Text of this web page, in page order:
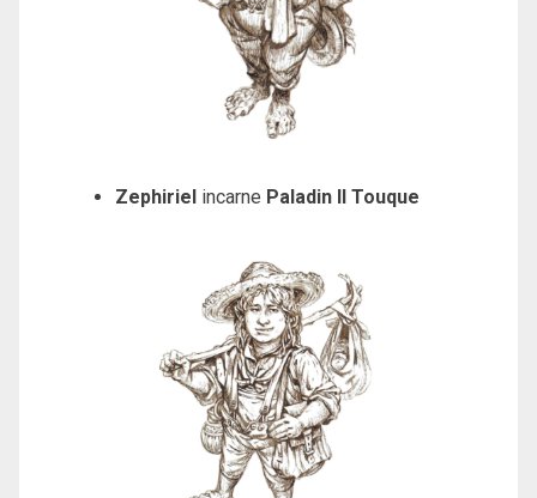
Zephiriel incarne Paladin II Touque